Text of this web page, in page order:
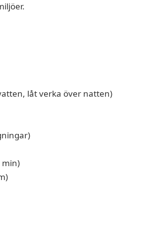
låt verka över natten)
min)